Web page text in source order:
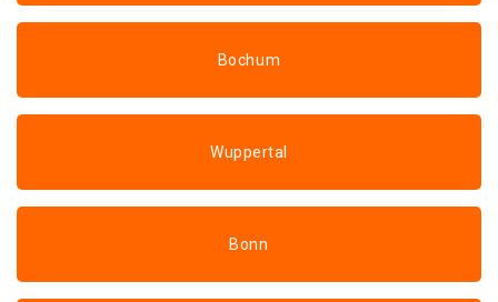
Bochum
Wuppertal
Bonn